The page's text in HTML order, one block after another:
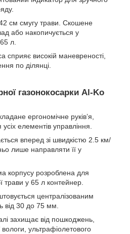
см смугу трави. Скошене
або накопичується у
л.
сприяє високій маневреності,
по ділянці.
газонокосарки Al-Ko
ергономічне руків’я,
елементів управління.
вперед зі швидкістю 2.5 км/
лише направляти її у
корпусу розроблена для
трави у 65 л контейнер.
централізованим
від 30 до 75 мм.
захищає від пошкоджень,
ультрафіолетового